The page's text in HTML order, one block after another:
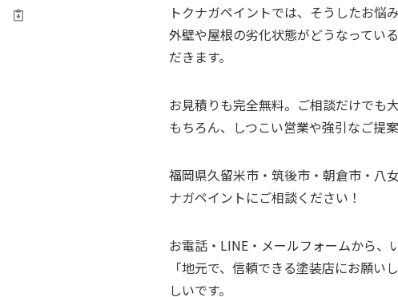
トクナガペイントでは、そうしたお悩
外壁や屋根の劣化状態がどうなってい
だきます。
お見積りも完全無料。ご相談だけでも
もちろん、しつこい営業や強引なご提
福岡県久留米市・筑後市・朝倉市・八
ナガペイントにご相談ください！
お電話・LINE・メールフォームから、
「地元で、信頼できる塗装店にお願
しいです。